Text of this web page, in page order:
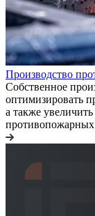
Производство
Собственное
оптимизировать
а также